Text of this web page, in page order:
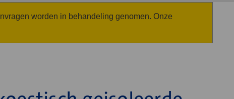
worden in behandeling genomen. Onze